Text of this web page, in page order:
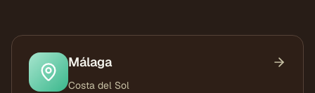
Málaga
Costa del Sol